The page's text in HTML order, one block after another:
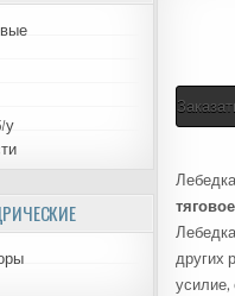
у
других
усилие,